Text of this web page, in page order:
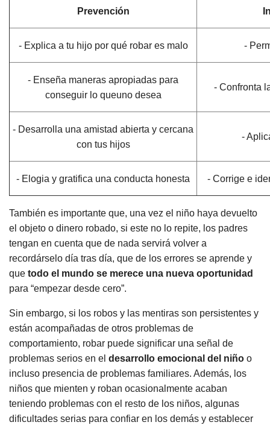
Prevención
- Explica a tu hijo por qué robar es malo -
- Enseña maneras apropiadas para
conseguir lo queuno desea
- Confronta
- Desarrolla una amistad abierta y cercana
con tus hijos
-
- Elogia y gratifica una conducta honesta - Corrige e
También es importante que, una vez el niño haya devuelto
el objeto o dinero robado, si este no lo repite, los padres
tengan en cuenta que de nada servirá volver a
recordárselo día tras día, que de los errores se aprende y
que todo el mundo se merece una nueva oportunidad
para “empezar desde cero”.
Sin embargo, si los robos y las mentiras son persistentes y
están acompañadas de otros problemas de
comportamiento, robar puede significar una señal de
problemas serios en el desarrollo emocional del niño o
incluso presencia de problemas familiares. Además, los
niños que mienten y roban ocasionalmente acaban
teniendo problemas con el resto de los niños, algunas
dificultades serias para confiar en los demás y establecer